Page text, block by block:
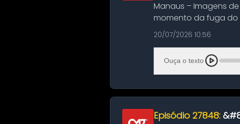
Manaus – Imagens
momento da fuga do
noite deste último d...
20/07/2026 10:56
Ouça o texto
Episódio 27848: